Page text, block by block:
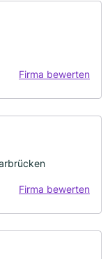
Firma bewerten
Firma bewerten